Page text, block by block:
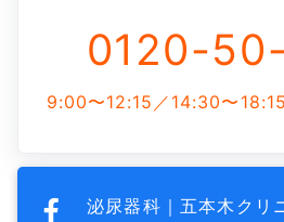
0120-
9:00〜12:15／14:30〜18:15
泌尿器科｜五本木クリ